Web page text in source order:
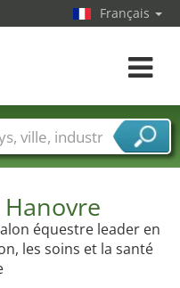
Hanovre
équestre leader en
les soins et la santé
Français
Toggle
Secteurs de foire